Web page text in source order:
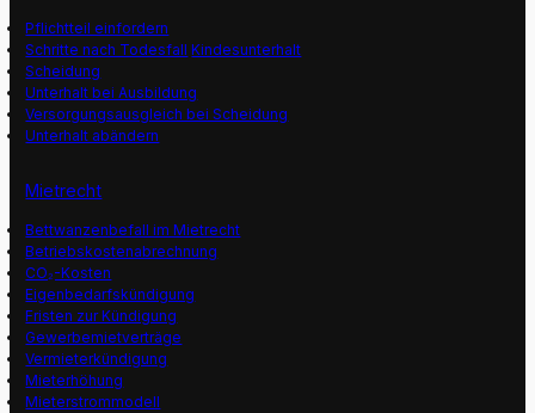
Pflichtteil einfordern
Schritte nach Todesfall Kindesunterhalt
Scheidung
Unterhalt bei Ausbildung
Versorgungsausgleich bei Scheidung
Unterhalt abändern
Mietrecht
Bettwanzenbefall im Mietrecht
Betriebskostenabrechnung
CO₂-Kosten
Eigenbedarfskündigung
Fristen zur Kündigung
Gewerbemietverträge
Vermieterkündigung
Mieterhöhung
Mieterstrommodell